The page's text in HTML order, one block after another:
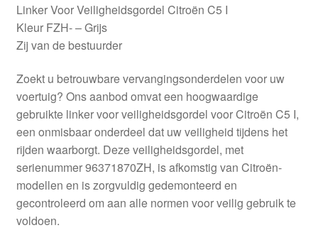
Linker Voor Veiligheidsgordel Citroën C5 I
Kleur FZH- – Grijs
Zij van de bestuurder
Zoekt u betrouwbare vervangingsonderdelen voor uw
voertuig? Ons aanbod omvat een hoogwaardige
gebruikte linker voor veiligheidsgordel voor Citroën C5 I,
een onmisbaar onderdeel dat uw veiligheid tijdens het
rijden waarborgt. Deze veiligheidsgordel, met
serienummer 96371870ZH, is afkomstig van Citroën-
modellen en is zorgvuldig gedemonteerd en
gecontroleerd om aan alle normen voor veilig gebruik te
voldoen.